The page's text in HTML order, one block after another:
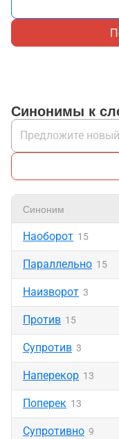
Синонимы к
Синоним
Наоборот 15
Параллельно 15
Наизворот 3
Против 15
Супротив 3
Наперекор 13
Поперек 13
Супротивно 9